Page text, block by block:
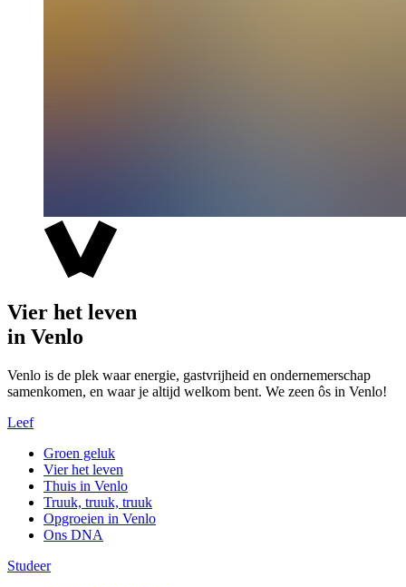
Vier het leven
in Venlo
Venlo is de plek waar energie, gastvrijheid en ondernemerschap
samenkomen, en waar je altijd welkom bent. We zeen ôs in Venlo!
Leef
Groen geluk
Vier het leven
Thuis in Venlo
Truuk, truuk, truuk
Opgroeien in Venlo
Ons DNA
Studeer